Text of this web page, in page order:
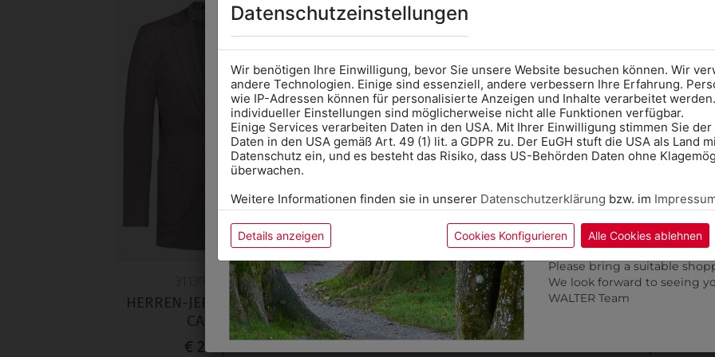
311392155016
HERREN-JERSEYSAKKO RF
CASUAL
€ 246,90
31142666147P
SAKKO PREMIUM RF
€ 259,90
316312120016
HERREN-JERSEYWESTE
Datenschutzeinstellungen
Wir benötigen Ihre Einwilligung, bevor Sie unsere Website besuchen können. Wir
andere Technologien. Einige sind essenziell, andere verbessern Ihre Erfahrung.
wie IP-Adressen können für personalisierte Anzeigen und Inhalte verarbeitet
individueller Einstellungen sind möglicherweise nicht alle Funktionen verfügbar.
Einige Services verarbeiten Daten in den USA. Mit Ihrer Einwilligung stimmen Sie
Daten in den USA gemäß Art. 49 (1) lit. a GDPR zu. Der EuGH stuft die USA als Land
Datenschutz ein, und es besteht das Risiko, dass US-Behörden Daten ohne
überwachen.
Weitere Informationen finden sie in unserer Datenschutzerklärung bzw. im
Details anzeigen Cookies Konfigurieren Alle Cookies ablehnen
AnprobeVorort im
das Kalendersymbol.
Ohne Termin kann es zu
Bitte nehmen Sie eine
für Ihren Einkauf mit.
Wir freuen uns - Das
correct school.
calendar icon.
Without an appointment,
Please bring a suitable
We look forward to seeing
WALTER Team